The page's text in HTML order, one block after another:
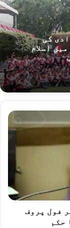
آزادی کی
اسلام
فول پروف
حکم